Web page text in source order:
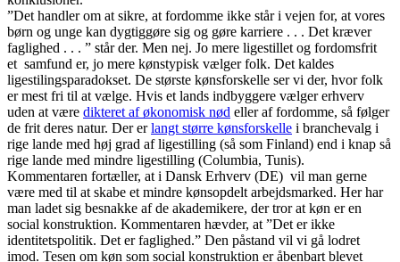
”Det handler om at sikre, at fordomme ikke står i vejen for, at vores
børn og unge kan dygtiggøre sig og gøre karriere . . . Det kræver
faglighed . . . ” står der. Men nej. Jo mere ligestillet og fordomsfrit
et samfund er, jo mere kønstypisk vælger folk. Det kaldes
ligestilingsparadokset. De største kønsforskelle ser vi der, hvor folk
er mest fri til at vælge. Hvis et lands indbyggere vælger erhverv
uden at være dikteret af økonomisk nød eller af fordomme, så følger
de frit deres natur. Der erlangt større kønsforskelle i branchevalg i
rige lande med høj grad af ligestilling (så som Finland) end i knap så
rige lande med mindre ligestilling (Columbia, Tunis).
Kommentaren fortæller, at i Dansk Erhverv (DE) vil man gerne
være med til at skabe et mindre kønsopdelt arbejdsmarked. Her har
man ladet sig besnakke af de akademikere, der tror at køn er en
social konstruktion. Kommentaren hævder, at ”Det er ikke
identitetspolitik. Det er faglighed.” Den påstand vil vi gå lodret
imod. Tesen om køn som social konstruktion er åbenbart blevet